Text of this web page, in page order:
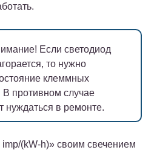
Если светодиод
то нужно
клеммных
В противном случае
нуждаться в ремонте.
(kW-h)» своим свечением